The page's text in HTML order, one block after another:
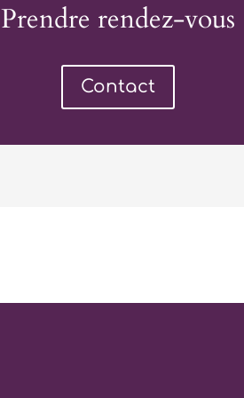
Prendre rendez-vous
Contact